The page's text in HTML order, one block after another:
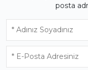
posta